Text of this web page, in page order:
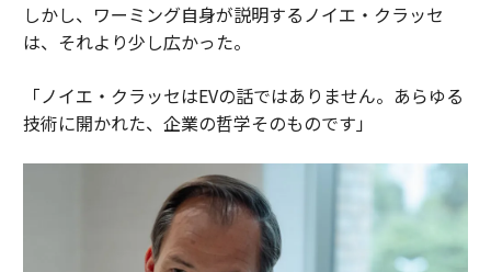
しかし、ワーミング自身が説明するノイエ・クラッセ
は、それより少し広かった。
「ノイエ・クラッセはEVの話ではありません。あらゆる
技術に開かれた、企業の哲学そのものです」